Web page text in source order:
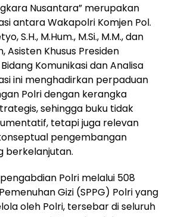
Nusantara” merupakan
antara Wakapolri Komjen Pol.
S.H., M.Hum., M.Si., M.M., dan
Asisten Khusus Presiden
Komunikasi dan Analisa
ini menghadirkan perpaduan
Polri dengan kerangka
sehingga buku tidak
tetapi juga relevan
pengembangan
berkelanjutan.
Polri melalui 508
Gizi (SPPG) Polri yang
oleh Polri, tersebar di seluruh